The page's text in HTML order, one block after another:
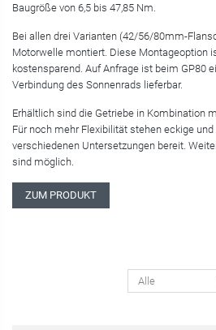
Baugröße von 6,5 bis 47,85 Nm.
Bei allen drei Varianten (42/56/80mm-
Motorwelle montiert. Diese Montageoption
kostensparend. Auf Anfrage ist beim GP80
Verbindung des Sonnenrads lieferbar.
Erhältlich sind die Getriebe in Kombination
Für noch mehr Flexibilität stehen eckige
verschiedenen Untersetzungen bereit.
sind möglich.
ZUM PRODUKT